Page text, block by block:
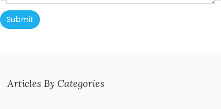
Articles By Categories